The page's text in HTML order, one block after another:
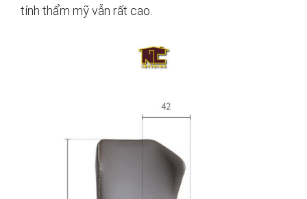
tính thẩm mỹ vẫn rất cao.